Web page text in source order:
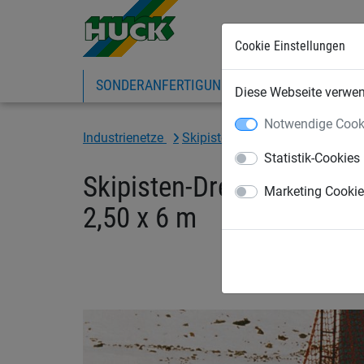
Cookie Einstellungen
Diese Webseite
Notwendige
Statistik-Cookies
Marketing
SONDERANFERTIGUNG SPORTNETZE
Industrienetze Skipistennetze/
Skipisten-Dreiecksnetz
2,50 x 6 m